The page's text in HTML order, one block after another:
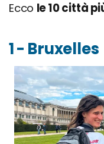
Ecco le 10 città
1 - Bruxelles